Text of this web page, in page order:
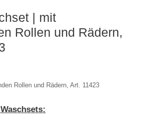
| mit
Rollen und Rädern,
Rollen und Rädern, Art. 11423